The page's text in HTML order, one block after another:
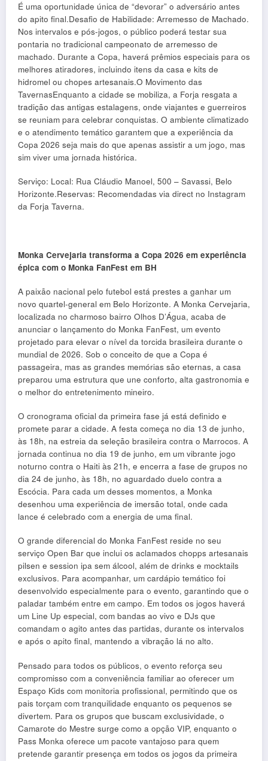
É uma oportunidade única de “devorar” o adversário antes
do apito final.Desafio de Habilidade: Arremesso de Machado.
Nos intervalos e pós-jogos, o público poderá testar sua
pontaria no tradicional campeonato de arremesso de
machado. Durante a Copa, haverá prêmios especiais para os
melhores atiradores, incluindo itens da casa e kits de
hidromel ou chopes artesanais.O Movimento das
TavernasEnquanto a cidade se mobiliza, a Forja resgata a
tradição das antigas estalagens, onde viajantes e guerreiros
se reuniam para celebrar conquistas. O ambiente climatizado
e o atendimento temático garantem que a experiência da
Copa 2026 seja mais do que apenas assistir a um jogo, mas
sim viver uma jornada histórica.
Serviço: Local: Rua Cláudio Manoel, 500 – Savassi, Belo
Horizonte.Reservas: Recomendadas via direct no Instagram
da Forja Taverna.
Monka Cervejaria transforma a Copa 2026 em experiência
épica com o Monka FanFest em BH
A paixão nacional pelo futebol está prestes a ganhar um
novo quartel-general em Belo Horizonte. A Monka Cervejaria,
localizada no charmoso bairro Olhos D’Água, acaba de
anunciar o lançamento do Monka FanFest, um evento
projetado para elevar o nível da torcida brasileira durante o
mundial de 2026. Sob o conceito de que a Copa é
passageira, mas as grandes memórias são eternas, a casa
preparou uma estrutura que une conforto, alta gastronomia e
o melhor do entretenimento mineiro.
O cronograma oficial da primeira fase já está definido e
promete parar a cidade. A festa começa no dia 13 de junho,
às 18h, na estreia da seleção brasileira contra o Marrocos. A
jornada continua no dia 19 de junho, em um vibrante jogo
noturno contra o Haiti às 21h, e encerra a fase de grupos no
dia 24 de junho, às 18h, no aguardado duelo contra a
Escócia. Para cada um desses momentos, a Monka
desenhou uma experiência de imersão total, onde cada
lance é celebrado com a energia de uma final.
O grande diferencial do Monka FanFest reside no seu
serviço Open Bar que inclui os aclamados chopps artesanais
pilsen e session ipa sem álcool, além de drinks e mocktails
exclusivos. Para acompanhar, um cardápio temático foi
desenvolvido especialmente para o evento, garantindo que o
paladar também entre em campo. Em todos os jogos haverá
um Line Up especial, com bandas ao vivo e DJs que
comandam o agito antes das partidas, durante os intervalos
e após o apito final, mantendo a vibração lá no alto.
Pensado para todos os públicos, o evento reforça seu
compromisso com a conveniência familiar ao oferecer um
Espaço Kids com monitoria profissional, permitindo que os
pais torçam com tranquilidade enquanto os pequenos se
divertem. Para os grupos que buscam exclusividade, o
Camarote do Mestre surge como a opção VIP, enquanto o
Pass Monka oferece um pacote vantajoso para quem
pretende garantir presença em todos os jogos da primeira